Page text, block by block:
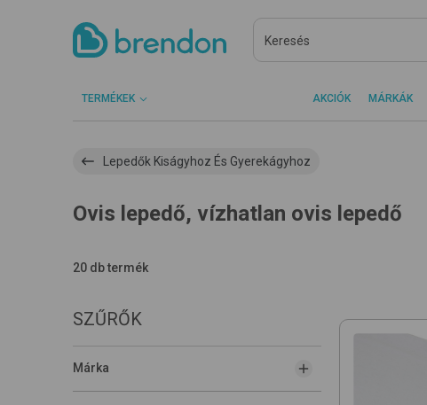
TERMÉKEK AKCIÓK MÁRKÁK
Lepedők Kiságyhoz És Gyerekágyhoz
Ovis lepedő, vízhatlan ovis lepedő
20 db termék
SZŰRŐK
Márka